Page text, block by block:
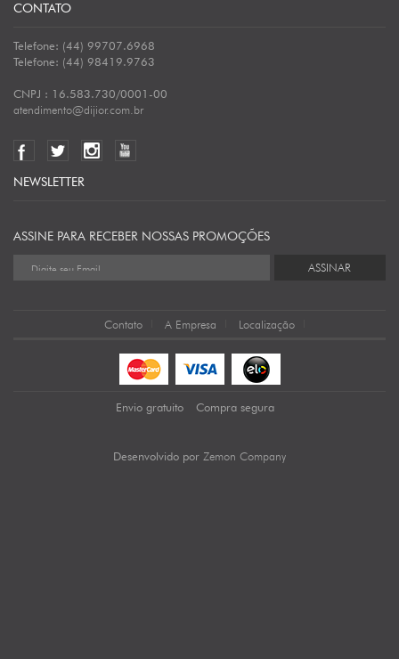
CONTATO
Telefone: (44) 99707.6968
Telefone: (44) 98419.9763
CNPJ : 16.583.730/0001-00
atendimento@dijior.com.br
NEWSLETTER
ASSINE PARA RECEBER NOSSAS PROMOÇÕES
ASSINAR
Contato A Empresa Localização
Envio gratuito Compra segura
Desenvolvido por Zemon Company